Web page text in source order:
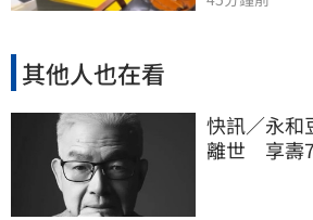
其他人也在看
快訊／永和
離世 享壽